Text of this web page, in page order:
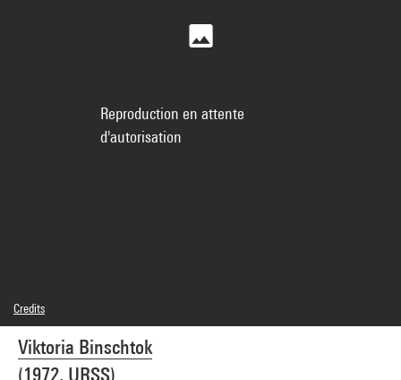
Viktoria Binschtok
(1972, URSS)
Reproduction en attente
d'autorisation
Credits
© Viktoria Binschtok
Photo credits : Centre Pompidou, MNAM-CCI/Philippe Migeat/Dist. GrandPalaisRmn
Image reference : 4N93578